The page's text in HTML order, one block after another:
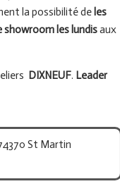
la possibilité de les
showroom les lundisaux
DIXNEUF. Leader
St Martin